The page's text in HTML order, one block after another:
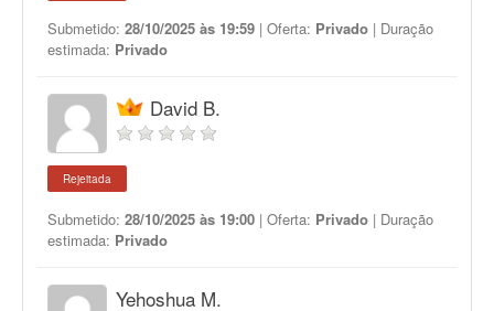
Submetido: 28/10/2025 às 19:59 | Oferta: Privado | Duração
estimada: Privado
David B.
Rejeitada
Submetido: 28/10/2025 às 19:00 | Oferta: Privado | Duração
estimada: Privado
Yehoshua M.